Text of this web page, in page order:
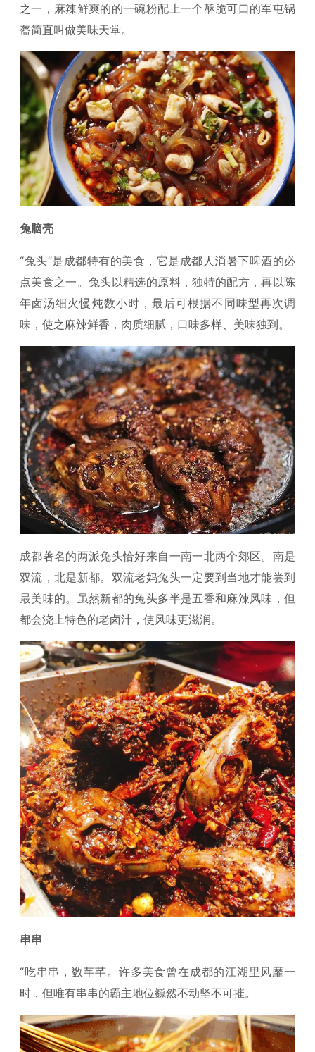
之一，麻辣鲜爽的的一碗粉配上一个酥脆可口的军屯锅
盔简直叫做美味天堂。
兔脑壳
“兔头”是成都特有的美食，它是成都人消暑下啤酒的必
点美食之一。兔头以精选的原料，独特的配方，再以陈
年卤汤细火慢炖数小时，最后可根据不同味型再次调
味，使之麻辣鲜香，肉质细腻，口味多样、美味独到。
成都著名的两派兔头恰好来自一南一北两个郊区。南是
双流，北是新都。双流老妈兔头一定要到当地才能尝到
最美味的。虽然新都的兔头多半是五香和麻辣风味，但
都会浇上特色的老卤汁，使风味更滋润。
串串
“吃串串，数芊芊。许多美食曾在成都的江湖里风靡一
时，但唯有串串的霸主地位巍然不动坚不可摧。